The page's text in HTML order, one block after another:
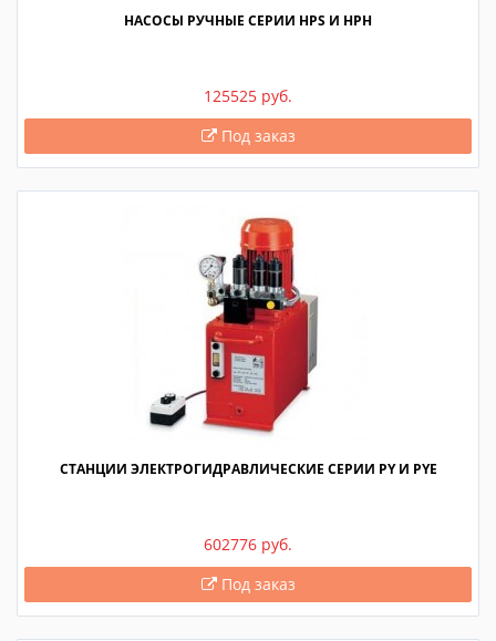
НАСОСЫ РУЧНЫЕ СЕРИИ HPS И HPH
125525 руб.
Под заказ
СТАНЦИИ ЭЛЕКТРОГИДРАВЛИЧЕСКИЕ СЕРИИ PY И PYE
602776 руб.
Под заказ